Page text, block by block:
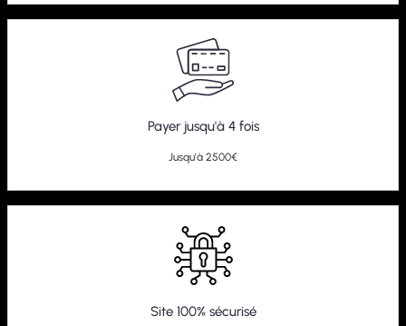
Payer jusqu'à 4 fois
Jusqu'à 2500€
Site 100% sécurisé